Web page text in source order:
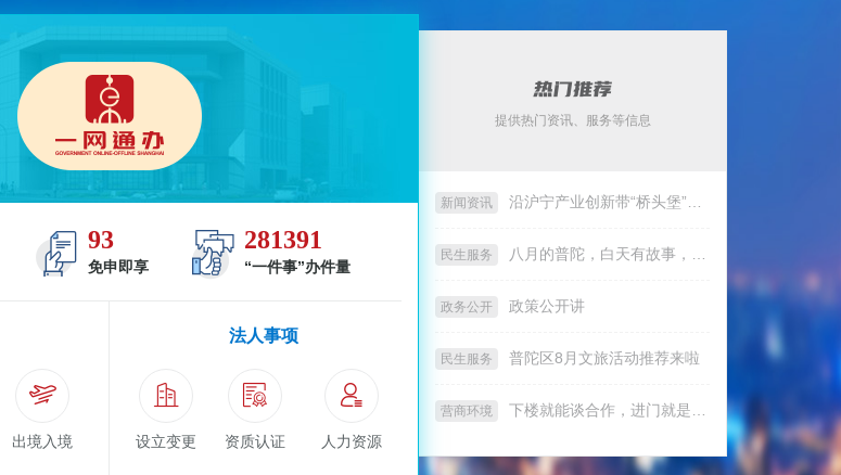
93
免申即享
281391
“一件事”办件量
出境入境
法人事项
设立变更 资质认证 人力资源
提供热门资讯、服务等信息
新闻资讯
民生服务
政务公开 政策公开讲
民生服务 普陀区8月文旅活动推荐来啦
营商环境